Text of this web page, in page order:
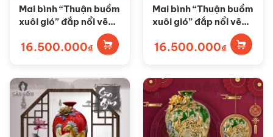
Mai bình “Thuận buồm
xuôi gió” đắp nổi vẽ
vàng màu xanh lá SG-
MB49
16.500.000₫
Mai bình “Thuận buồm
xuôi gió” đắp nổi vẽ
vàng màu xanh ngọc
SG-MB48
16.500.000₫